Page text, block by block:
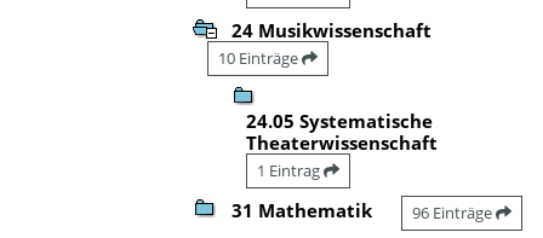
24 Musikwissenschaft
10 Einträge
24.05 Systematische
Theaterwissenschaft
1 Eintrag
31 Mathematik 96 Einträge